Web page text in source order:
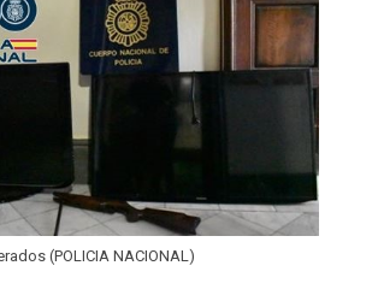
(POLICIA NACIONAL)